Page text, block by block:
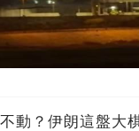
動？伊朗這盤大